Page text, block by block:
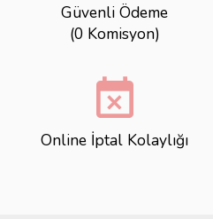
Güvenli Ödeme
(0 Komisyon)
event_busy
Online İptal Kolaylığı